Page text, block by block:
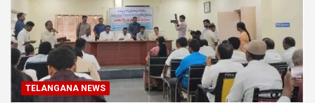
TELANGANA NEWS